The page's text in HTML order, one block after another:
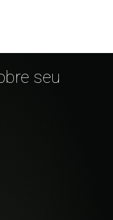
seu